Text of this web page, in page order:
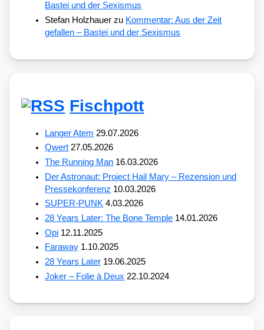
Bastei und der Sexismus
Stefan Holzhauer zu Kommentar: Aus der Zeit
gefallen – Bastei und der Sexismus
Fischpott
Langer Atem 29.07.2026
Qwert 27.05.2026
The Running Man 16.03.2026
Der Astronaut: Project Hail Mary – Rezension und
Pressekonferenz 10.03.2026
SUPER-PUNK 4.03.2026
28 Years Later: The Bone Temple 14.01.2026
Opi 12.11.2025
Faraway 1.10.2025
28 Years Later 19.06.2025
Joker – Folie à Deux 22.10.2024